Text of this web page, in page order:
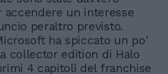
un interesse
peraltro previsto.
ha spiccato un po'
collector edition di Halo
4 capitoli del franchise